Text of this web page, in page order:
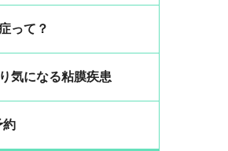
って？
気になる粘膜疾患
約